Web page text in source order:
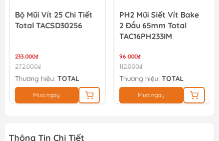
Bộ Mũi Vít 25 Chi Tiết
Total TACSD30256
233.000₫
272.000₫
Thương hiệu: TOTAL
Mua ngay
PH2 Mũi Siết Vít Bake
2 Đầu 65mm Total
TAC16PH233IM
96.000₫
112.000₫
Thương hiệu: TOTAL
Mua ngay
Thông Tin Chi Tiết